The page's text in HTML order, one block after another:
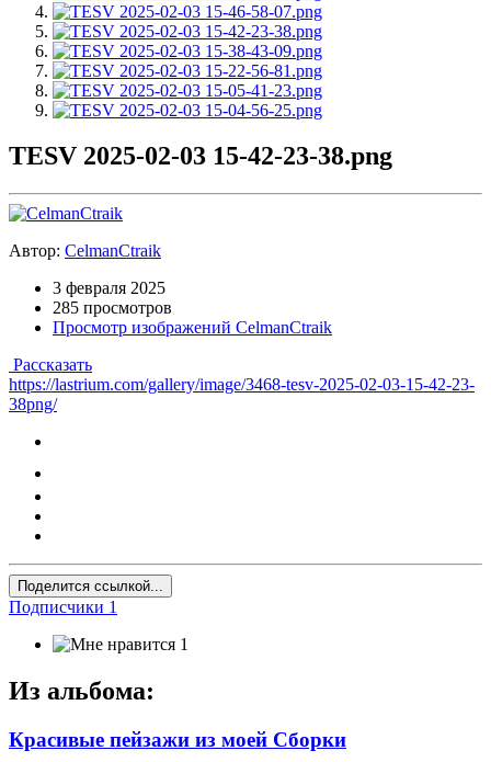
TESV 2025-02-03 15-42-23-38.png
Автор: CelmanCtraik
3 февраля 2025
285 просмотров
Просмотр изображений CelmanCtraik
Рассказать
https://lastrium.com/gallery/image/3468-tesv-2025-02-03-15-42-23-
38png/
Поделится ссылкой...
Подписчики 1
1
Из альбома:
Красивые пейзажи из моей Сборки